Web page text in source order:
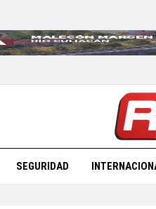
SEGURIDAD